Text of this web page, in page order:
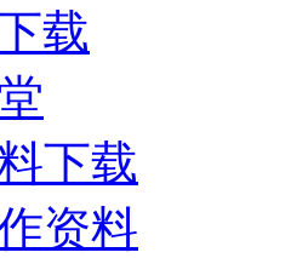
载
下载
资料